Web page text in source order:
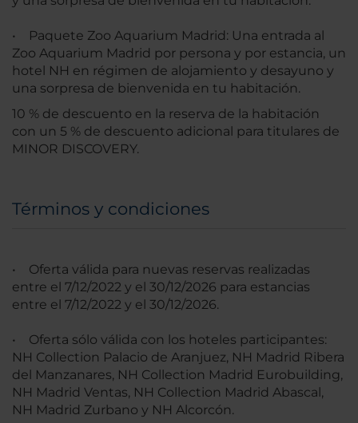
• Paquete Zoo Aquarium Madrid: Una entrada al
Zoo Aquarium Madrid por persona y por estancia, un
hotel NH en régimen de alojamiento y desayuno y
una sorpresa de bienvenida en tu habitación.
10 % de descuento en la reserva de la habitación
con un 5 % de descuento adicional para titulares de
MINOR DISCOVERY.
Términos y condiciones
• Oferta válida para nuevas reservas realizadas
entre el 7/12/2022 y el 30/12/2026 para estancias
entre el 7/12/2022 y el 30/12/2026.
• Oferta sólo válida con los hoteles participantes:
NH Collection Palacio de Aranjuez, NH Madrid Ribera
del Manzanares, NH Collection Madrid Eurobuilding,
NH Madrid Ventas, NH Collection Madrid Abascal,
NH Madrid Zurbano y NH Alcorcón.